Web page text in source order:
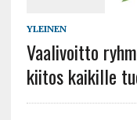
YLEINEN
Vaalivoitto
kiitos kaikille